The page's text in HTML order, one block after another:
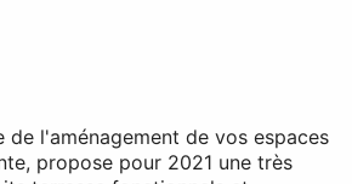
de l'aménagement de vos espaces
propose pour 2021 une très